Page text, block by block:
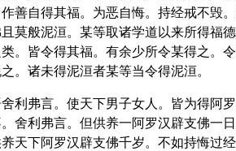
善自得其福。为恶自悔。持经戒不毁
莫般泥洹。某等取诸学道以来所得福
。皆令得其福。有余少所令某得之。
。诸未得泥洹者某等当令得泥洹。
利弗言。使天下男子女人。皆为得阿
舍利弗言。但供养一阿罗汉辟支佛一
天下阿罗汉辟支佛千岁。不如持悔过